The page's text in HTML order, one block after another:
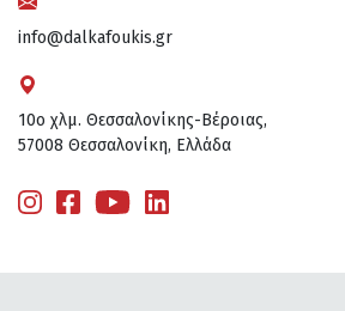
info@dalkafoukis.gr
10ο χλμ. Θεσσαλονίκης-Βέροιας,
57008 Θεσσαλονίκη, Ελλάδα